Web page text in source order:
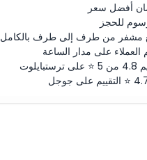
أفضل سعر
للحجز
مشفر من طرف إلى طرف بالكامل
العملاء على مدار الساعة
على جوجل